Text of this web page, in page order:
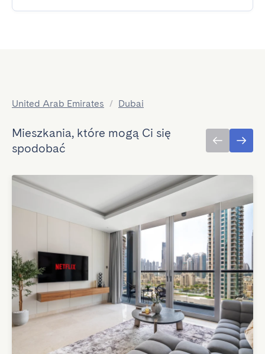
United Arab Emirates / Dubai
Mieszkania, które mogą Ci się
spodobać